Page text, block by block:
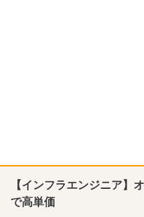
【インフラエンジニア】
で高単価